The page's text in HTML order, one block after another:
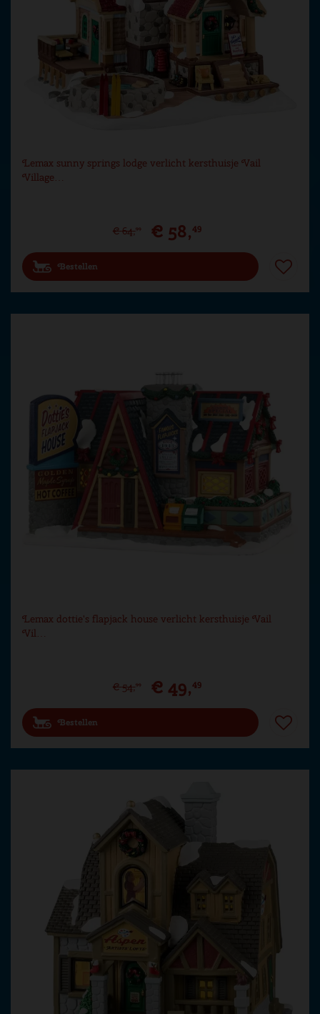
Lemax sunny springs lodge verlicht kersthuisje Vail
Village…
€ 64,99 € 58,49
Bestellen
Lemax dottie's flapjack house verlicht kersthuisje Vail
Vil…
€ 54,99 € 49,49
Bestellen